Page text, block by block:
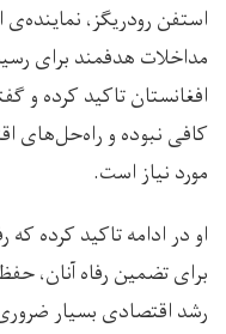
استفن رودریگز، نماینده‌ی
مداخلات هدفمند برای
افغانستان تاکید کرده و
کافی نبوده و راه‌حل‌های
مورد نیاز است.
او در ادامه تاکید کرده
برای تضمین رفاه آنان،
رشد اقتصادی بسیار